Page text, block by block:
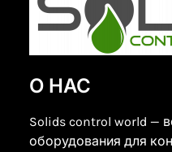
О НАС
Solids control world —
оборудования для